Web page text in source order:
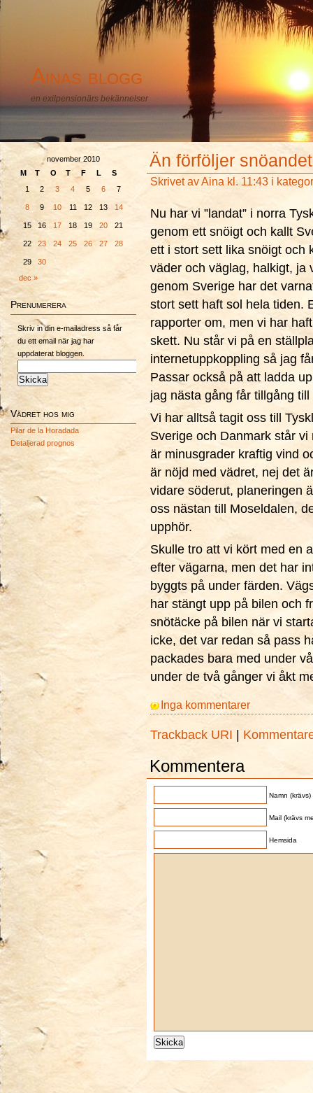
Ainas blogg
en exilpensionärs bekännelser
november 2010
M
T O T F L
S
1
2 3 4 5 6 7
8 9 10 11 12 13 14
15 16 17 18 19 20 21
22 23 24 25 26 27 28
29
30
dec »
Prenumerera
Skriv in din e-mailadress så får
du ett email när jag har
uppdaterat bloggen.
Vädret hos mig
Pilar de la Horadada
Detaljerad prognos
Än förföljer
Skrivet avAina kl. 11:43 i
Nu har vi ”landat” i norra
genom ett snöigt och kallt
ett i stort sett lika snöigt och
väder och väglag, halkigt, ja
genom Sverige har det
stort sett haft sol hela tiden.
rapporter om, men vi har
skett. Nu står vi på en
internetuppkoppling så jag
Passar också på att ladda
jag nästa gång får tillgång till
Vi har alltså tagit oss till
Sverige och Danmark står
är minusgrader kraftig vind
är nöjd med vädret, nej det
vidare söderut, planeringen
oss nästan till Moseldalen,
upphör.
Skulle tro att vi kört med en
efter vägarna, men det har
byggts på under färden.
har stängt upp på bilen och
snötäcke på bilen när vi
icke, det var redan så pass
packades bara med under
under de två gånger vi åkt
Inga kommentarer
Trackback URI |
Kommentera
Namn (krävs)
Mail (krävs
Hemsida